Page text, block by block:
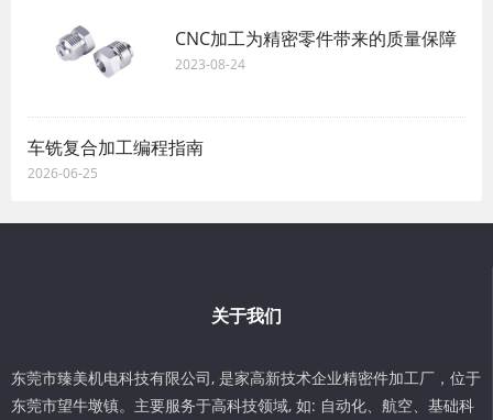
CNC加工为精密零件带来的质量保障
2023-08-24
车铣复合加工编程指南
2026-06-25
关于我们
东莞市臻美机电科技有限公司, 是家高新技术企业精密件加工厂，位于
东莞市望牛墩镇。主要服务于高科技领域, 如: 自动化、航空、基础科